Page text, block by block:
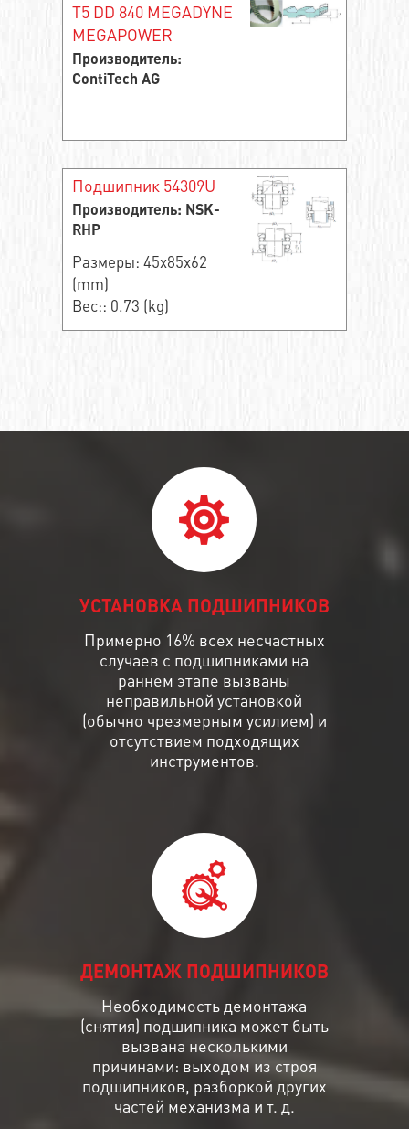
T5 DD 840 MEGADYNE
MEGAPOWER
Производитель:
ContiTech AG
Подшипник 54309U
Производитель: NSK-
RHP
Размеры: 45x85x62
(mm)
Вес:: 0.73 (kg)
УСТАНОВКА ПОДШИПНИКОВ
Примерно 16% всех несчастных
случаев с подшипниками на
раннем этапе вызваны
неправильной установкой
(обычно чрезмерным усилием) и
отсутствием подходящих
инструментов.
ДЕМОНТАЖ ПОДШИПНИКОВ
Необходимость демонтажа
(снятия) подшипника может быть
вызвана несколькими
причинами: выходом из строя
подшипников, разборкой других
частей механизма и т. д.